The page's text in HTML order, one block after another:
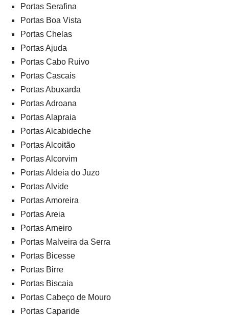
Portas Serafina
Portas Boa Vista
Portas Chelas
Portas Ajuda
Portas Cabo Ruivo
Portas Cascais
Portas Abuxarda
Portas Adroana
Portas Alapraia
Portas Alcabideche
Portas Alcoitão
Portas Alcorvim
Portas Aldeia do Juzo
Portas Alvide
Portas Amoreira
Portas Areia
Portas Arneiro
Portas Malveira da Serra
Portas Bicesse
Portas Birre
Portas Biscaia
Portas Cabeço de Mouro
Portas Caparide